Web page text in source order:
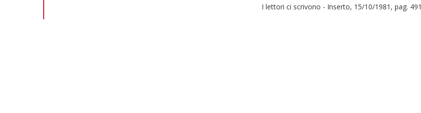
I lettori ci scrivono - Inserto, 15/10/1981, pag. 491